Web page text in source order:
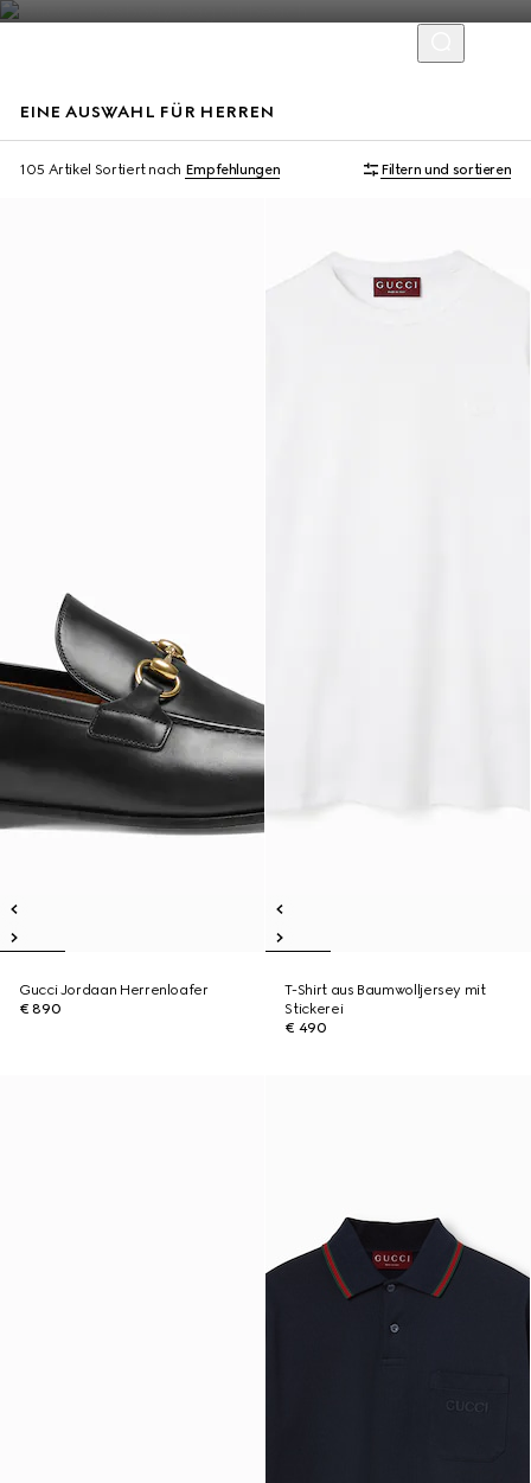
EINE AUSWAHL FÜR HERREN
105 Artikel Sortiert nach Empfehlungen Filtern und sortieren
Virtual Try-On
Gucci Jordaan Herrenloafer
€ 890
T-Shirt aus Baumwolljersey mit
Stickerei
€ 490